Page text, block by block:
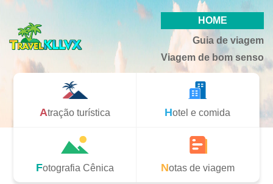
HOME
Guia de viagem
Viagem de bom senso
Atração turística Hotel e comida
Fotografia Cênica Notas de viagem